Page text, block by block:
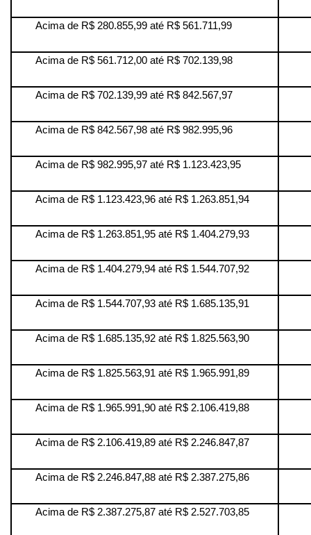
Acima de R$ 280.855,99 até R$ 561.711,99
Acima de R$ 561.712,00 até R$ 702.139,98
Acima de R$ 702.139,99 até R$ 842.567,97
Acima de R$ 842.567,98 até R$ 982.995,96
Acima de R$ 982.995,97 até R$ 1.123.423,95
Acima de R$ 1.123.423,96 até R$ 1.263.851,94
Acima de R$ 1.263.851,95 até R$ 1.404.279,93
Acima de R$ 1.404.279,94 até R$ 1.544.707,92
Acima de R$ 1.544.707,93 até R$ 1.685.135,91
Acima de R$ 1.685.135,92 até R$ 1.825.563,90
Acima de R$ 1.825.563,91 até R$ 1.965.991,89
Acima de R$ 1.965.991,90 até R$ 2.106.419,88
Acima de R$ 2.106.419,89 até R$ 2.246.847,87
Acima de R$ 2.246.847,88 até R$ 2.387.275,86
Acima de R$ 2.387.275,87 até R$ 2.527.703,85